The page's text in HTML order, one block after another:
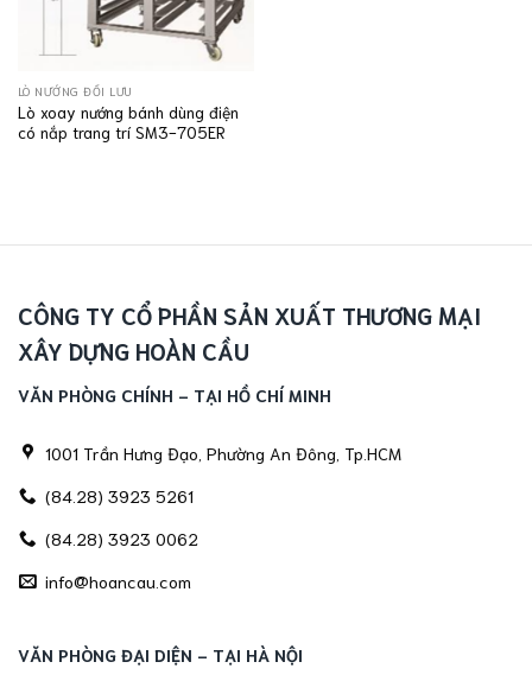
LÒ NƯỚNG ĐỐI LƯU
Lò xoay nướng bánh dùng điện
có nắp trang trí SM3-705ER
CÔNG TY CỔ PHẦN SẢN XUẤT THƯƠNG MẠI
XÂY DỰNG HOÀN CẦU
VĂN PHÒNG CHÍNH - TẠI HỒ CHÍ MINH
1001 Trần Hưng Đạo, Phường An Đông, Tp.HCM
(84.28) 3923 5261
(84.28) 3923 0062
info@hoancau.com
VĂN PHÒNG ĐẠI DIỆN - TẠI HÀ NỘI